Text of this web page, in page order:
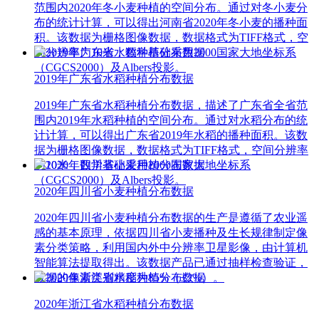
范围内2020年冬小麦种植的空间分布。通过对冬小麦分
布的统计计算，可以得出河南省2020年冬小麦的播种面
积。该数据为栅格图像数据，数据格式为TIFF格式，空
间分辨率为10米，数学基础采用2000国家大地坐标系
（CGCS2000）及Albers投影。
2019年广东省水稻种植分布数据
2019年广东省水稻种植分布数据，描述了广东省全省范
围内2019年水稻种植的空间分布。通过对水稻分布的统
计计算，可以得出广东省2019年水稻的播种面积。该数
据为栅格图像数据，数据格式为TIFF格式，空间分辨率
为10米，数学基础采用2000国家大地坐标系
（CGCS2000）及Albers投影。
2020年四川省小麦种植分布数据
2020年四川省小麦种植分布数据的生产是遵循了农业遥
感的基本原理，依据四川省小麦播种及生长规律制定像
素分类策略，利用国内外中分辨率卫星影像，由计算机
智能算法提取得出。该数据产品已通过抽样检查验证，
数据的像素类别精度为85%（±2%）。
2020年浙江省水稻种植分布数据